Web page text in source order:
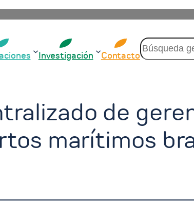
Investigación Contacto
P
e
s
a
r
de
marítimos